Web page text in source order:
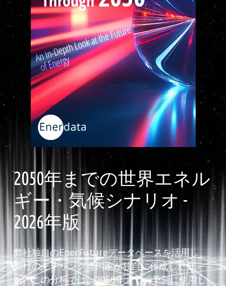
2050年までの世界エネル
ギー・気候シナリオ -
2026年版
弊社独自のEnerFutureデータベースを活用し、
弊社のモデリング専門家が独自に作成した分
析。この分析では、2050年までの予測に使用し